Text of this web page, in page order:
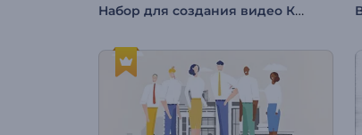
Набор для создания видео Карта мира